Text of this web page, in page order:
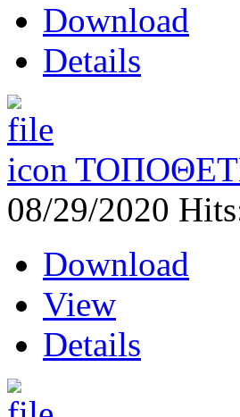
Download
Details
08/29/2020
Download
View
Details